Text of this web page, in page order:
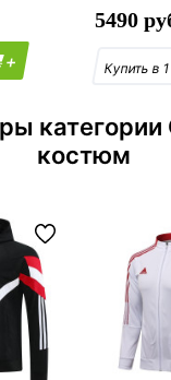
+
5490
костюм